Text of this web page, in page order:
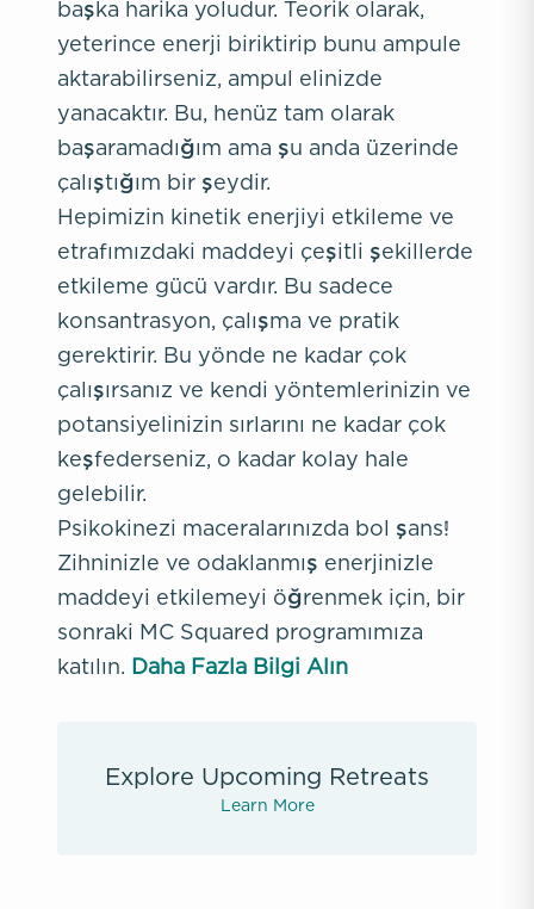
başka harika yoludur. Teorik olarak,
yeterince enerji biriktirip bunu ampule
aktarabilirseniz, ampul elinizde
yanacaktır. Bu, henüz tam olarak
başaramadığım ama şu anda üzerinde
çalıştığım bir şeydir.
Hepimizin kinetik enerjiyi etkileme ve
etrafımızdaki maddeyi çeşitli şekillerde
etkileme gücü vardır. Bu sadece
konsantrasyon, çalışma ve pratik
gerektirir. Bu yönde ne kadar çok
çalışırsanız ve kendi yöntemlerinizin ve
potansiyelinizin sırlarını ne kadar çok
keşfederseniz, o kadar kolay hale
gelebilir.
Psikokinezi maceralarınızda bol şans!
Zihninizle ve odaklanmış enerjinizle
maddeyi etkilemeyi öğrenmek için, bir
sonraki MC Squared programımıza
katılın. Daha Fazla Bilgi Alın
Explore Upcoming Retreats
Learn More